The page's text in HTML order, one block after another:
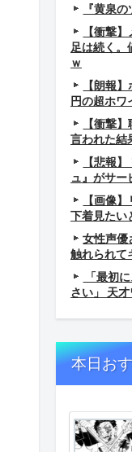
『黄泉
【衝撃
足は続く
ｗ
【朗報
円の超ホワ
【衝撃
言われた結
【悲報
ュ』がサー
【画像
下着見たい
女性声優
触れられて
「最初
さい」 天
本日お